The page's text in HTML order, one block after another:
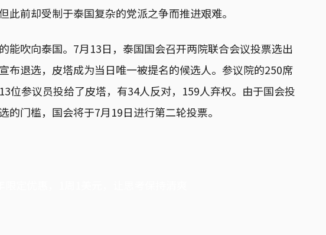
此前却受制于泰国复杂的党派之争而推进艰难。
能吹向泰国。7月13日，泰国国会召开两院联合会议投票选出
布退选，皮塔成为当日唯一被提名的候选人。参议院的250席
位参议员投给了皮塔，有34人反对，159人弃权。由于国会投
的门槛，国会将于7月19日进行第二轮投票。